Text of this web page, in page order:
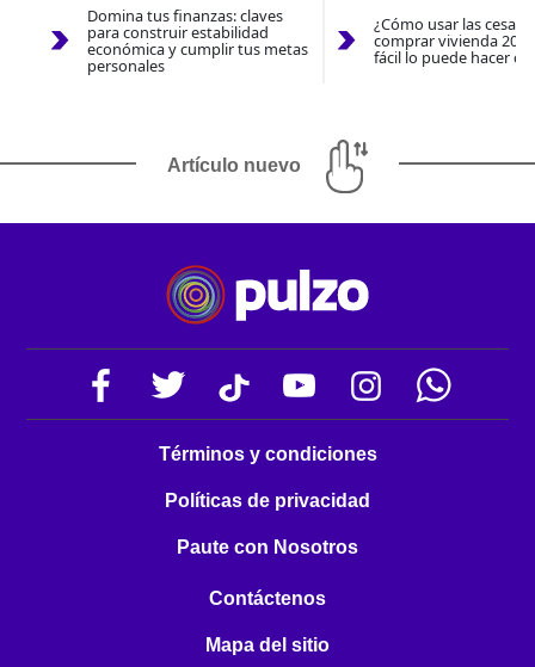
Domina tus finanzas: claves
para construir estabilidad
económica y cumplir tus metas
personales
¿Cómo usar las
comprar vivienda
fácil lo puede hacer
Artículo nuevo
Términos y condiciones
Políticas de privacidad
Paute con Nosotros
Contáctenos
Mapa del sitio